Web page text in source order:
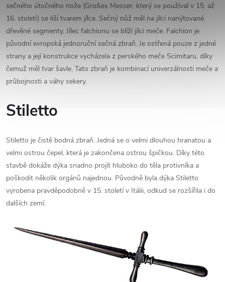
sečného útočného nože (Großes Messer, který se používal v 15. až
16. století) se liší tvarem jílce. Sečný nůž měl na jílci nanýtované
dřevěné segmenty. Jílec falchionu se blíží jílci meče. Falchion je
původní evropská jednoruční sečná zbraň. Je ostřená pouze z jedné
strany a její konstrukce vycházela z perského meče Scimitaru, díky
čemuž měl tvar šavle. Tato zbraň je kombinací univerzálnosti meče a
průbojnosti a váhy sekery.
Stiletto
Stiletto je čistě bodná zbraň. Jedná se o velmi dlouhou hranatou a
velmi ostrou čepel, která je zakončena ostrou špičkou. Díky této
stavbě dokáže dýka snadno projít hluboko do těla protivníka a
poškodit několik orgánů najednou. Původně byla dýka Stiletto
vyrobena pravděpodobně v 15. století v Itálii, odkud se rozšířila i do
dalších zemí.